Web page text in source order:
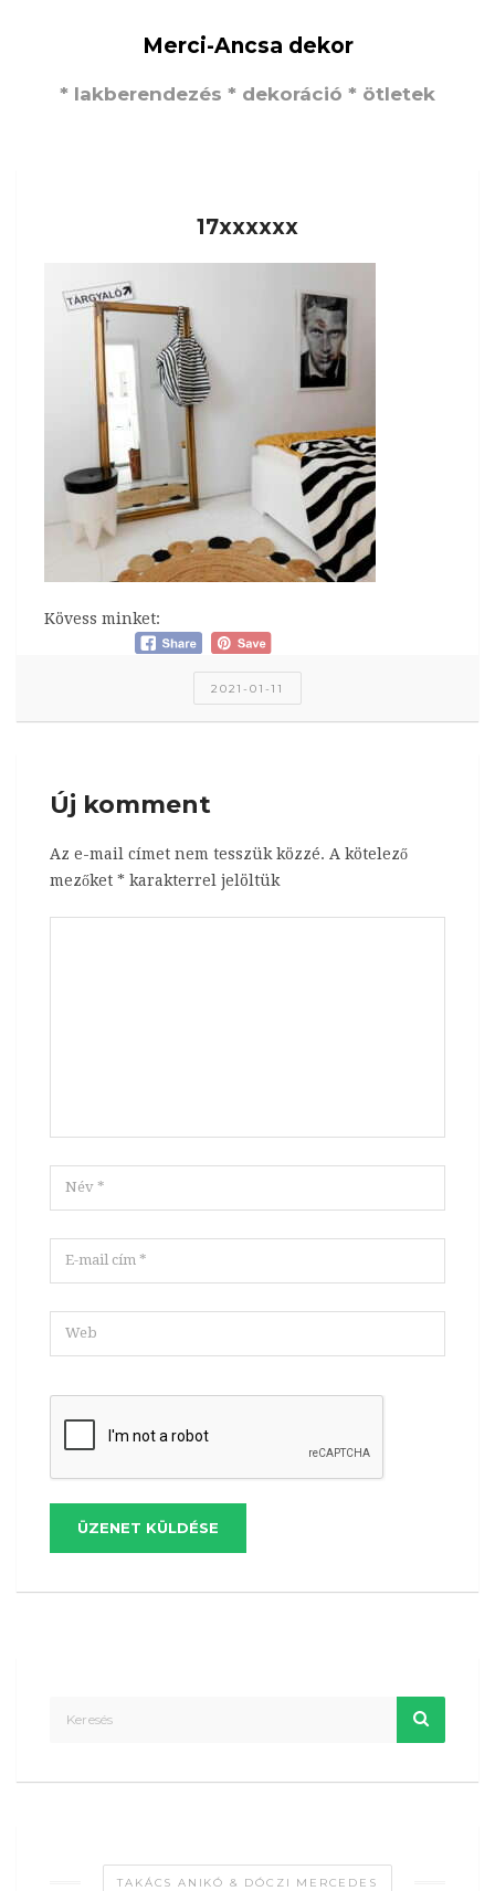
Merci-Ancsa dekor
* lakberendezés * dekoráció * ötletek
17xxxxxx
Kövess minket:
2021-01-11
Új komment
Az e-mail címet nem tesszük közzé. A kötelező
mezőket * karakterrel jelöltük
ÜZENET KÜLDÉSE
TAKÁCS ANIKÓ & DÓCZI MERCEDES